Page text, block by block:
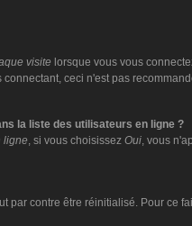
visite lorsque vous vous
ceci n'est pas
la liste des utilisateurs en ligne ?
ligne, si vous choisissez Oui, vous
par contre être réinitialisé. Pour ce